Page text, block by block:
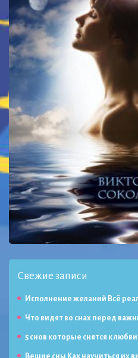
Свежие записи
Исполнение желаний Всё
Что видят во снах перед
5 снов которые снятся к